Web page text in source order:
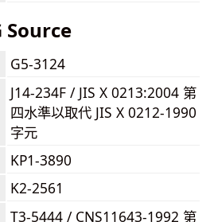
G5-3124
J14-234F / JIS X 0213:2004 第
四水準以取代 JIS X 0212-1990
字元
KP1-3890
K2-2561
T3-5444 / CNS11643-1992 第